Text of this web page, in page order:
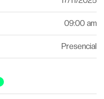
09:00 am
Presencial